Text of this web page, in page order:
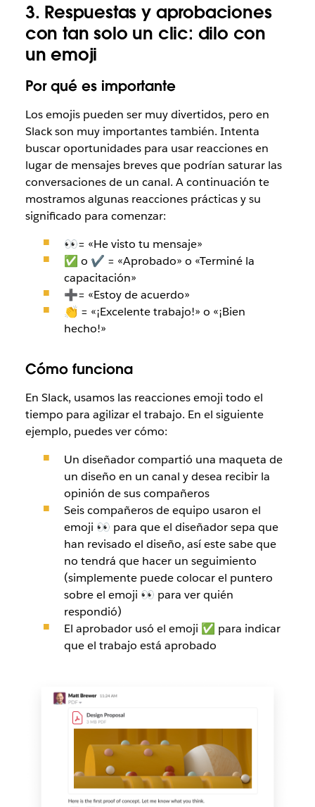
3. Respuestas y aprobaciones
con tan solo un clic: dilo con
un emoji
Por qué es importante
Los emojis pueden ser muy divertidos, pero en
Slack son muy importantes también. Intenta
buscar oportunidades para usar reaccionesen
lugar de mensajes breves que podrían saturar las
conversaciones de un canal. A continuación te
mostramos algunas reacciones prácticas y su
significado para comenzar:
👀= «He visto tu mensaje»
✅ o ✔ = «Aprobado» o «Terminé la
capacitación»
➕= «Estoy de acuerdo»
👏 = «¡Excelente trabajo!» o «¡Bien
hecho!»
Cómo funciona
En Slack, usamos las reacciones emoji todo el
tiempo para agilizar el trabajo. En el siguiente
ejemplo, puedes ver cómo:
Un diseñador compartió una maqueta de
un diseño en un canal y desea recibir la
opinión de sus compañeros
Seis compañeros de equipo usaron el
emoji 👀 para que el diseñador sepa que
han revisado el diseño, así este sabe que
no tendrá que hacer un seguimiento
(simplemente puede colocar el puntero
sobre el emoji 👀 para ver quién
respondió)
El aprobador usó el emoji ✅ para indicar
que el trabajo está aprobado